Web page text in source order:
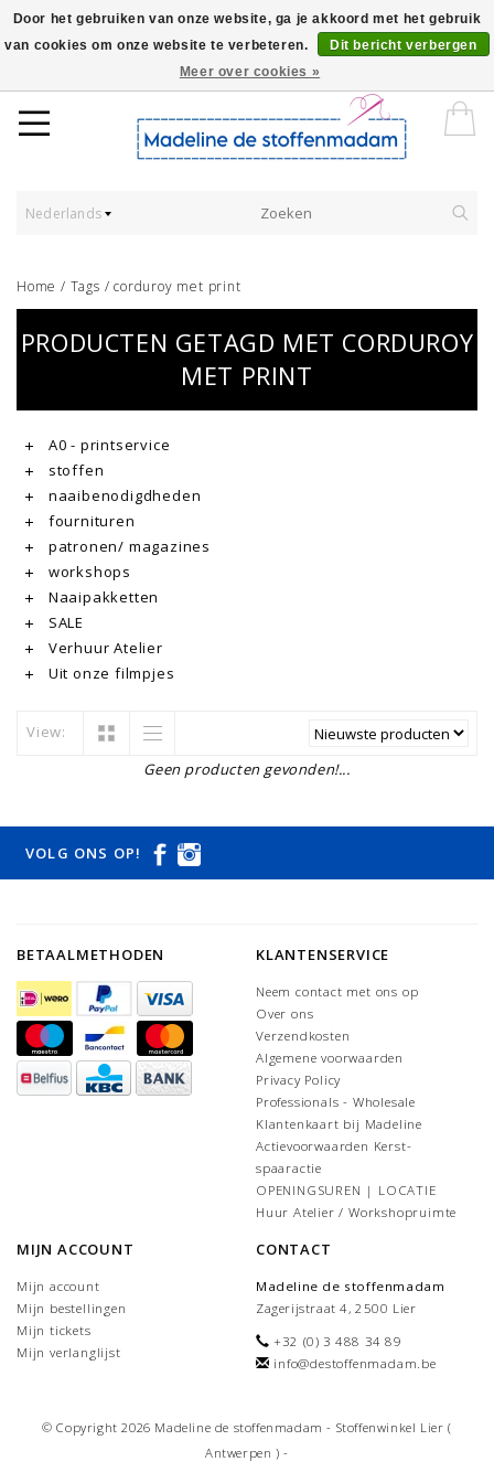
Worldwide Shipping - Onze stoffen worden verkocht per 10 cm.
Nederlands
Home / Tags /corduroy met print
PRODUCTEN GETAGD MET CORDUROY
MET PRINT
A0 - printservice
stoffen
naaibenodigdheden
fournituren
patronen/ magazines
workshops
Naaipakketten
SALE
Verhuur Atelier
Uit onze filmpjes
View:
Geen producten gevonden!...
VOLG ONS OP!
BETAALMETHODEN KLANTENSERVICE
Neem contact met ons op
Over ons
Verzendkosten
Algemene voorwaarden
Privacy Policy
Professionals - Wholesale
Klantenkaart bij Madeline
Actievoorwaarden Kerst-
spaaractie
OPENINGSUREN | LOCATIE
Huur Atelier / Workshopruimte
MIJN ACCOUNT
Mijn account
Mijn bestellingen
Mijn tickets
Mijn verlanglijst
CONTACT
Madeline de stoffenmadam
Zagerijstraat 4, 2500 Lier
+32 (0) 3 488 34 89
info@destoffenmadam.be
© Copyright 2026 Madeline de stoffenmadam - Stoffenwinkel Lier (
Antwerpen ) -
Door het gebruiken van onze website, ga je akkoord met het gebruik
van cookies om onze website te verbeteren.
Dit bericht verbergen
Meer over cookies »